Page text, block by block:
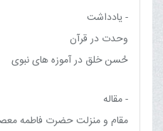
- یادداشت
وحدت در قرآن
حُسن خلق در آموزه های نبوی
- مقاله
مقام و منزلت حضرت فاطمه